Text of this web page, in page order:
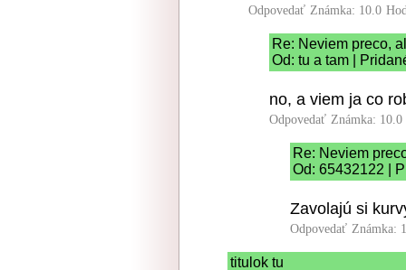
Odpovedať Známka: 10.0
Re: Neviem preco,
Od: tu a tam |
no, a viem ja co
Odpovedať Známka: 10.0
Re: Neviem
Od: 65432122 |
Zavolajú si
Odpovedať Známka:
titulok tu